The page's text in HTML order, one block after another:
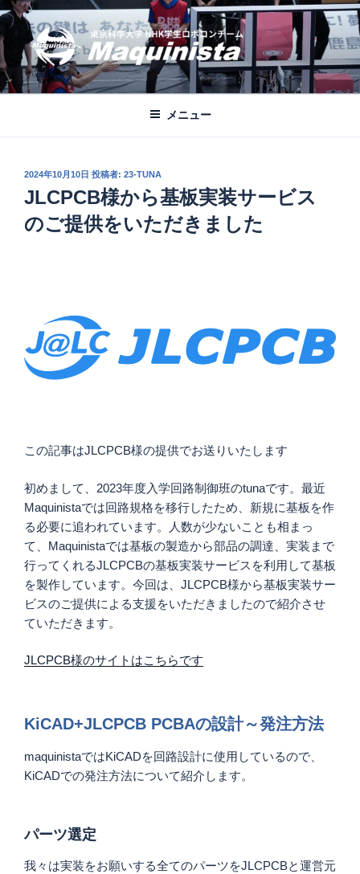
コ
ン
テ
ン
ツ
MAQUINISTA
東京科学大学NHKロボコンチーム公式ブログ
メニュー
投
稿
日:
2024年10月10日 投稿者: 23-TUNA
JLCPCB様から基板実装サービス
のご提供をいただきました
この記事はJLCPCB様の提供でお送りいたします
初めまして、2023年度入学回路制御班のtunaです。最近
Maquinistaでは回路規格を移行したため、新規に基板を作
る必要に追われています。人数が少ないことも相まっ
て、Maquinistaでは基板の製造から部品の調達、実装まで
行ってくれるJLCPCBの基板実装サービスを利用して基板
を製作しています。今回は、JLCPCB様から基板実装サー
ビスのご提供による支援をいただきましたので紹介させ
ていただきます。
JLCPCB様のサイトはこちらです
KiCAD+JLCPCB PCBAの設計～発注方法
maquinistaではKiCADを回路設計に使用しているので、
KiCADでの発注方法について紹介します。
パーツ選定
我々は実装をお願いする全てのパーツをJLCPCBと運営元